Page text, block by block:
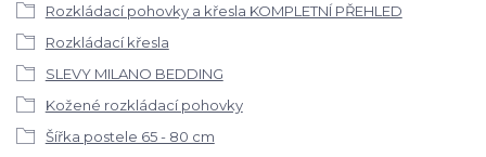
Rozkládací pohovky a křesla KOMPLETNÍ PŘEHLED
Rozkládací křesla
SLEVY MILANO BEDDING
Kožené rozkládací pohovky
Šířka postele 65 - 80 cm